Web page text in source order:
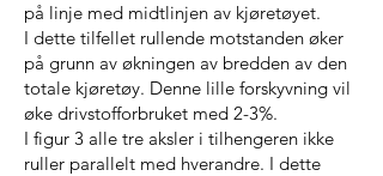
på linje med midtlinjen av kjøretøyet.
I dette tilfellet rullende motstanden øker
på grunn av økningen av bredden av den
totale kjøretøy. Denne lille forskyvning vil
øke drivstofforbruket med 2-3%.
I figur 3 alle tre aksler i tilhengeren ikke
ruller parallelt med hverandre. I dette